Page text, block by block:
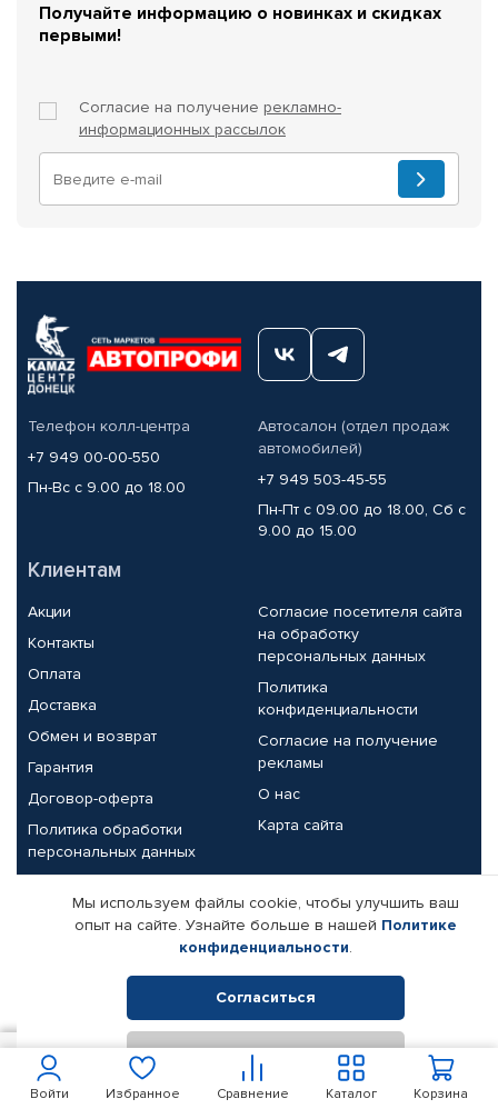
Войти Избранное Сравнение Корзина
Каталог
Получайте информацию о новинках и скидках
первыми!
Согласие на получение рекламно-
информационных рассылок
Телефон колл-центра
+7 949 00-00-550
Пн-Вс с 9.00 до 18.00
Автосалон (отдел продаж
автомобилей)
+7 949 503-45-55
Пн-Пт с 09.00 до 18.00, Сб с
9.00 до 15.00
Клиентам
Акции
Контакты
Оплата
Доставка
Обмен и возврат
Гарантия
Договор-оферта
Политика обработки
персональных данных
Согласие посетителя сайта
на обработку
персональных данных
Политика
конфиденциальности
Согласие на получение
рекламы
О нас
Карта сайта
Партнерам
Корпоративным клиентам
Поставщикам
Реквизиты компании
© КАМАЗ ЦЕНТР ДОНЕЦК, 2015-2026. Все права защищены.
Интернет-магазин автомобильных товаров Автопрофи.
Мы используем файлы cookie, чтобы улучшить ваш
опыт на сайте. Узнайте больше в нашей Политике
конфиденциальности.
Согласиться
Отклонить
450 В корзину